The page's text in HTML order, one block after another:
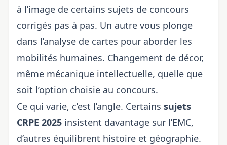
à l’image de certains sujets de concours
corrigés pas à pas. Un autre vous plonge
dans l’analyse de cartes pour aborder les
mobilités humaines. Changement de décor,
même mécanique intellectuelle, quelle que
soit l’option choisie au concours.
Ce qui varie, c’est l’angle. Certains sujets
CRPE 2025 insistent davantage sur l’EMC,
d’autres équilibrent histoire et géographie.